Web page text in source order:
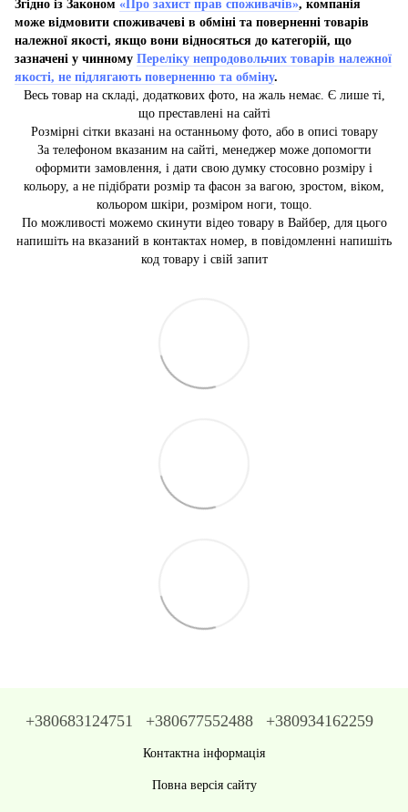
Згідно із Законом «Про захист прав споживачів», компанія
може відмовити споживачеві в обміні та поверненні товарів
належної якості, якщо вони відносяться до категорій, що
зазначені у чинному Переліку непродовольчих товарів належної
якості, не підлягають поверненню та обміну.
Весь товар на складі, додаткових фото, на жаль немає. Є лише ті,
що преставлені на сайті
Розмірні сітки вказані на останньому фото, або в описі товару
За телефоном вказаним на сайті, менеджер може допомогти
оформити замовлення, і дати свою думку стосовно розміру і
кольору, а не підібрати розмір та фасон за вагою, зростом, віком,
кольором шкіри, розміром ноги, тощо.
По можливості можемо скинути відео товару в Вайбер, для цього
напишіть на вказаний в контактах номер, в повідомленні напишіть
код товару і свій запит
+380683124751 +380677552488 +380934162259
Контактна інформація
Повна версія сайту